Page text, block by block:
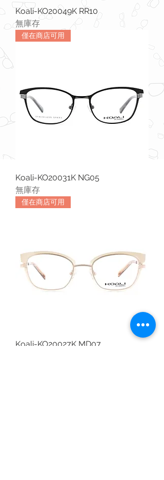
Koali-KO20049K RR10
無庫存
僅在商店可用
Koali-KO20031K NG05
無庫存
僅在商店可用
Koali-KO20027K MD07